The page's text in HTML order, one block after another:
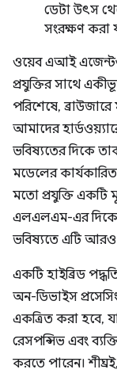
ডেটা উৎস
সংরক্ষণ করা
ওয়েব এআই
প্রযুক্তির সাথে
পরিশেষে,
আমাদের
ভবিষ্যতের দিকে
মডেলের
মতো প্রযুক্তি
এলএলএম-এর দিকে
ভবিষ্যতে এটি আরও
একটি হাইব্রিড
অন-ডিভাইস
একত্রিত করা হবে,
রেসপন্সিভ এবং
করতে পারেন।